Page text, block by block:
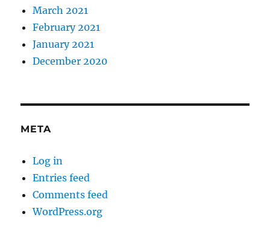
March 2021
February 2021
January 2021
December 2020
META
Log in
Entries feed
Comments feed
WordPress.org